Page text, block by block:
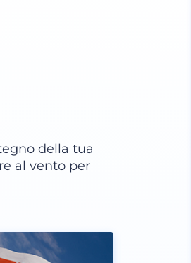
della tua
al vento per